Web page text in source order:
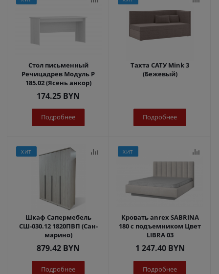
Стол письменный
Речицадрев Модуль Р
185.02 (Ясень анкор)
174.25 BYN
Подробнее
Тахта САТУ Mink 3
(Бежевый)
Подробнее
ХИТ
Шкаф Сапермебель
СШ-030.12 1820ПВП (Сан-
марино)
879.42 BYN
Подробнее
ХИТ
Кровать anrex SABRINA
180 с подъемником Цвет
LIBRA 03
1 247.40BYN
Подробнее